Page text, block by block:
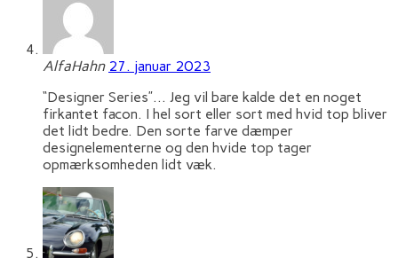
AlfaHahn 27. januar 2023
“Designer Series”… Jeg vil bare kalde det en noget
firkantet facon. I hel sort eller sort med hvid top bliver
det lidt bedre. Den sorte farve dæmper
designelementerne og den hvide top tager
opmærksomheden lidt væk.